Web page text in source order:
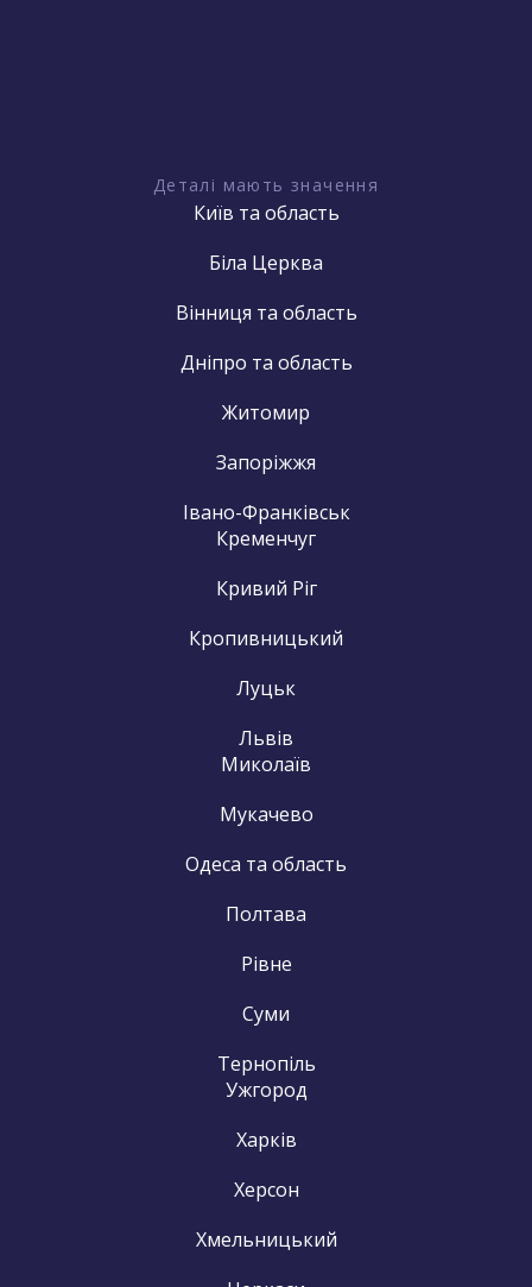
Деталі мають значення
Київ та область
Біла Церква
Вінниця та область
Дніпро та область
Житомир
Запоріжжя
Івано-Франківськ
Кременчуг
Кривий Ріг
Кропивницький
Луцьк
Львів
Миколаїв
Мукачево
Одеса та область
Полтава
Рівне
Суми
Тернопіль
Ужгород
Харків
Херсон
Хмельницький